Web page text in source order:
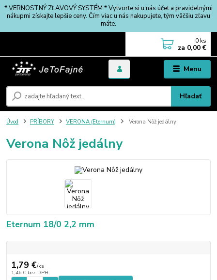
* VERNOSTNÝ ZĽAVOVÝ SYSTÉM * Vytvorte si u nás účet a pravidelnými
nákupmi získajte lepšie ceny. Čím viac u nás nakupujete, tým väčšiu zľavu
máte.
Menu
Hľadať
0 ks
za 0,00 €
Úvod PRÍBORY VERONA (Eternum) Verona Nôž jedálny
Verona Nôž jedálny
Eternum 18/0 2,2 mm
1,79 €/ks
1,46 € bez DPH